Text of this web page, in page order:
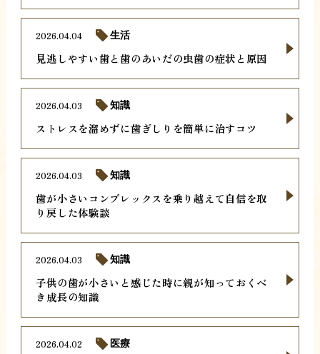
見逃しやすい歯と歯のあいだの虫歯の症状と原因
2026.04.04 生活
ストレスを溜めずに歯ぎしりを簡単に治すコツ
2026.04.03 知識
歯が小さいコンプレックスを乗り越えて自信を取
り戻した体験談
2026.04.03 知識
子供の歯が小さいと感じた時に親が知っておくべ
き成長の知識
2026.04.03 知識
2026.04.02 医療